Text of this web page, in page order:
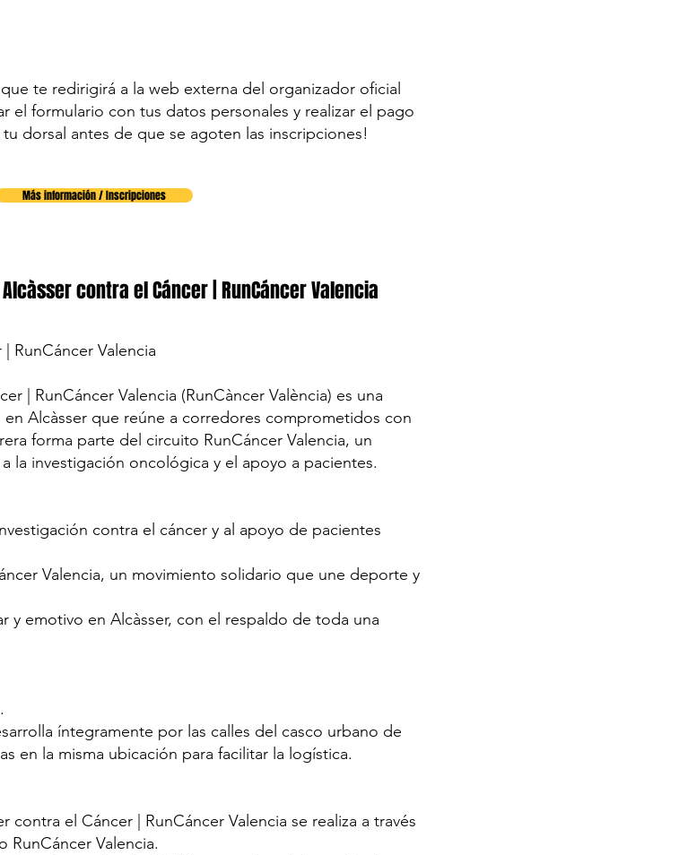
te redirigirá a la web externa del organizador oficial
el formulario con tus datos personales y realizar el pago
dorsal antes de que se agoten las inscripciones!
Más información / Inscripciones
contra el Cáncer | RunCáncer Valencia
RunCáncer Valencia
| RunCáncer Valencia (RunCàncer València) es una
Alcàsser que reúne a corredores comprometidos con
forma parte del circuito RunCáncer Valencia, un
la investigación oncológica y el apoyo a pacientes.
contra el cáncer y al apoyo de pacientes
Valencia, un movimiento solidario que une deporte y
y emotivo en Alcàsser, con el respaldo de toda una
íntegramente por las calles del casco urbano de
en la misma ubicación para facilitar la logística.
contra el Cáncer | RunCáncer Valencia se realiza a través
RunCáncer Valencia.